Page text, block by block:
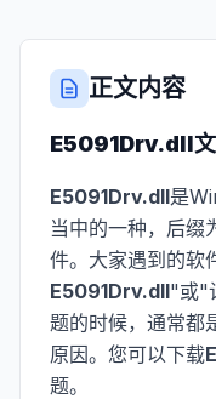
正文内容
E5091Drv.dll
E5091Drv.dll是
当中的一种，后缀
件。大家遇到的软
E5091Drv.dll"或"
题的时候，通常都
原因。您可以下载
题。